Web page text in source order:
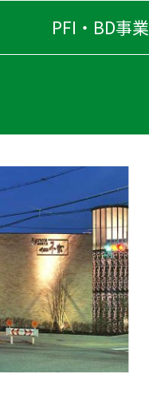
PFI・BD事業